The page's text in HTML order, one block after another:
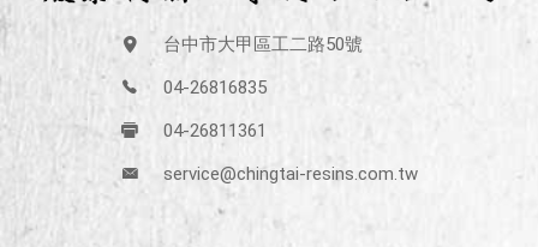
台中市大甲區工二路50號
04-26816835
04-26811361
service@chingtai-resins.com.tw